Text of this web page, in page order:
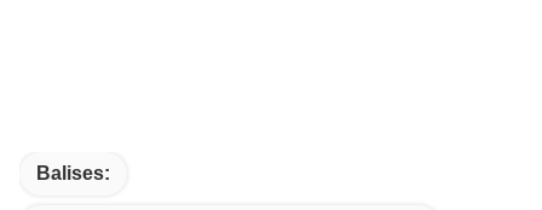
Balises: